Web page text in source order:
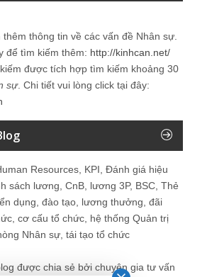
thông tin về các vấn đề Nhân sự
để tìm kiếm thêm: http://kinhcan.net/
được tích hợp tìm kiếm khoảng 30
sự. Chi tiết vui lòng click tại đây:
Resources, KPI, Đánh giá hiệu
sách lương, CnB, lương 3P, BSC, Thẻ
dụng, đào tạo, lương thưởng, đãi
cơ cấu tổ chức, hệ thống Quản trị
Nhân sự, tái tạo tổ chức
được chia sẻ bởi chuyên gia tư vấn